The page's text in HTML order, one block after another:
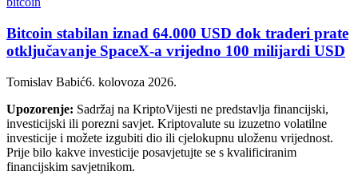
Bitcoin stabilan iznad 64.000 USD dok traderi prate
otključavanje SpaceX-a vrijedno 100 milijardi USD
Tomislav Babić6. kolovoza 2026.
Upozorenje: Sadržaj na KriptoVijesti ne predstavlja financijski,
investicijski ili porezni savjet. Kriptovalute su izuzetno volatilne
investicije i možete izgubiti dio ili cjelokupnu uloženu vrijednost.
Prije bilo kakve investicije posavjetujte se s kvalificiranim
financijskim savjetnikom.